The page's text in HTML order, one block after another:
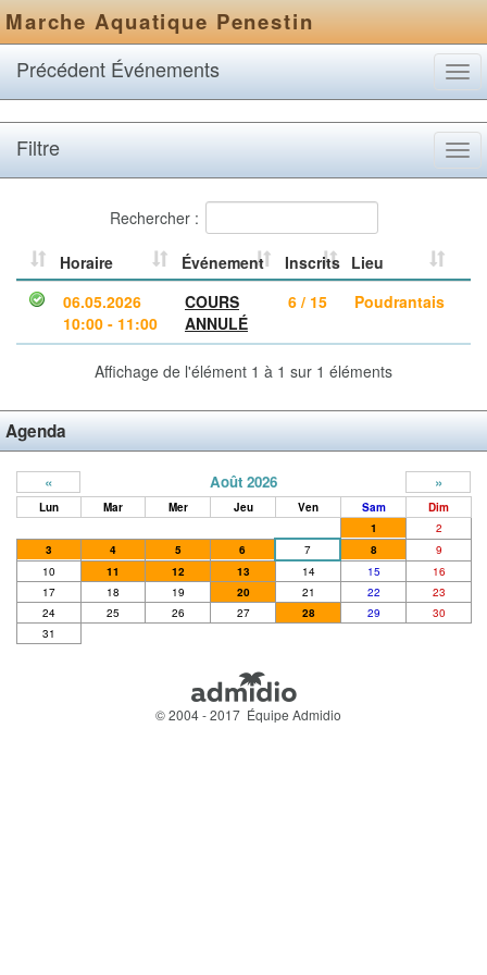
Marche Aquatique Penestin
Précédent Événements
Filtre
Rechercher :
Horaire Événement Inscrits Lieu
06.05.2026
10:00 - 11:00
COURS
ANNULÉ
6 / 15 Poudrantais
Affichage de l'élément 1 à 1 sur 1 éléments
Agenda
« Août 2026 »
Lun Mar Mer Jeu Ven Sam
Dim
1
2
3
4 5 6 7 8
9
10
11 12 13 14 15
16
17
18 19 20 21 22
23
24
25 26 27 28 29
30
31
© 2004 - 2017 Équipe Admidio